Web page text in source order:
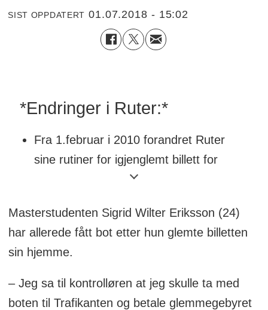
SIST OPPDATERT 01.07.2018 - 15:02
*Endringer i Ruter:*
Fra 1.februar i 2010 forandret Ruter
sine rutiner for igjenglemt billett for
De siste 15 årene har det vært mulig å
betale et glemmegebyr på 50 kroner på
Trafikanten hvis du har gyldig billett
Ruter har utelatt å informere om denne
Masterstudenten Sigrid Wilter Eriksson (24)
har allerede fått bot etter hun glemte billetten
sin hjemme.
– Jeg sa til kontrolløren at jeg skulle ta med
boten til Trafikanten og betale glemmegebyret